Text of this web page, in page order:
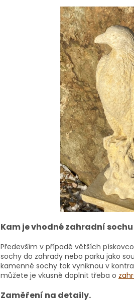
Kam je vhodné zahradní
Především v případě větších
sochy do zahrady nebo parku jako
kamenné sochy tak vyniknou v
můžete je vkusně doplnit třeba o
Zaměření na detaily.